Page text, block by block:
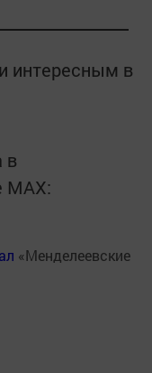
интересным в
в
MАХ:
«Менделеевские